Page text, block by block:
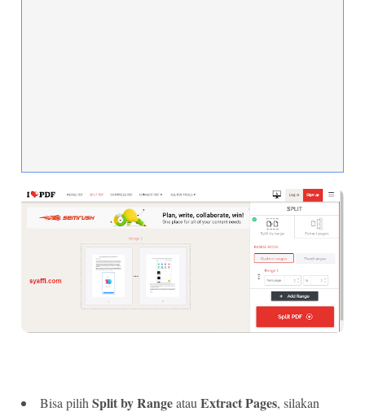
Bisa pilihSplit by RangeatauExtract Pages, silakan